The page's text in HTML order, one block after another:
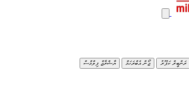
ރަންބީރް ކަޕޫރު ޖޯން އެބްރަހަމް ޔާޝްރާޖް ފިލްމްސް